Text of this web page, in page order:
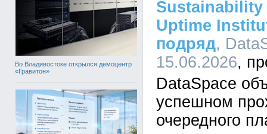
Во Владивостоке открылся демоцентр
«Гравитон»
Sustainability
Uptime
подряд,
15.06.2026
DataSpace
успешном
очередного